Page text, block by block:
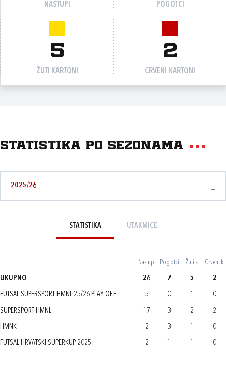
NASTUPI POGOTCI
5
ŽUTI KARTONI
2
CRVENI KARTONI
Statistika po sezonama
2025/26
STATISTIKA UTAKMICE
Nastupi Pogotci Žuti k. Crveni k.
UKUPNO 26 7 5 2
FUTSAL SUPERSPORT HMNL 25/26 PLAY OFF 5 0 1 0
SUPERSPORT HMNL 17 3 2 2
HMNK 2 3 1 0
FUTSAL HRVATSKI SUPERKUP 2025 2 1 1 0